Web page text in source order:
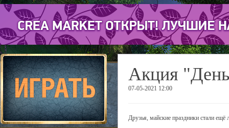
Акция
07-05-2021 12:00
Друзья, майские праздники стали ещё